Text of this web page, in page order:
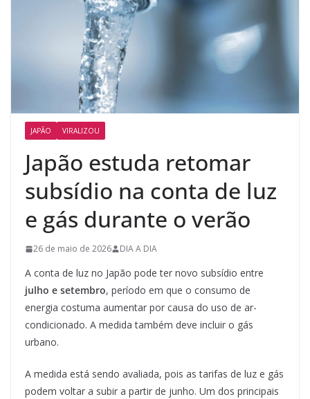
JAPÃO VIRALIZOU
Japão estuda retomar
subsídio na conta de luz
e gás durante o verão
26 de maio de 2026 DIA A DIA
A conta de luz no Japão pode ter novo subsídio entre
julho e setembro, período em que o consumo de
energia costuma aumentar por causa do uso de ar-
condicionado. A medida também deve incluir o gás
urbano.
A medida está sendo avaliada, pois as tarifas de luz e gás
podem voltar a subir a partir de junho. Um dos principais